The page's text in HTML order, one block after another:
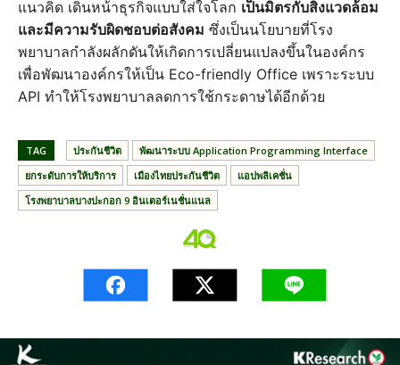
แนวคิด เดินหน้าธุรกิจแบบใส่ใจโลก เป็นมิตรกับสิ่งแวดล้อม
และมีความรับผิดชอบต่อสังคม ซึ่งเป็นนโยบายที่โรง
พยาบาลกำลังผลักดันให้เกิดการเปลี่ยนแปลงขึ้นในองค์กร
เพื่อพัฒนาองค์กรให้เป็น Eco-friendly Office เพราะระบบ
API ทำให้โรงพยาบาลลดการใช้กระดาษได้อีกด้วย
TAG ประกันชีวิต
พัฒนาระบบ Application Programming Interface
ยกระดับการให้บริการ
เมืองไทยประกันชีวิต
แอปพลิเคชั่น
โรงพยาบาลบางปะกอก 9 อินเตอร์เนชั่นแนล